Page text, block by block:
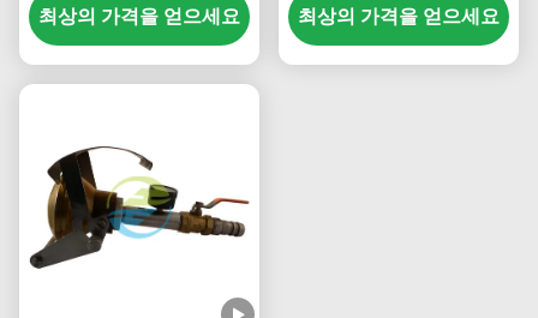
최상의 가격을 얻으세요
사기 IEC 60529 & GB
4208 표준 인증
최상의 가격을 얻으세요